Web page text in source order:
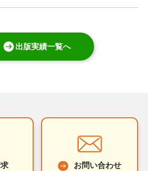
出版実績一覧へ
お問い合わせ